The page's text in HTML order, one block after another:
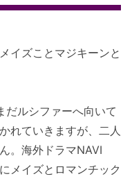
イズことマジキーンと
だルシファーへ向いて
れていきますが、二人
。海外ドラマNAVI
メイズとロマンチック